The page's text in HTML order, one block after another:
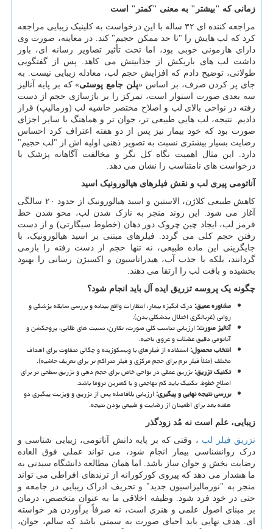
زمانی که "بیشتر" به معنی "کمتر" است
مراجعه کننده ای ۳۲ ساله با این درخواست به کلینیک زیبایی مراجعه
کرد که لب هایش را "تا حد ممکن حجیم" کند. در معاینه، صورت وی
دارای هارمونی خوبی بود، اما تحت تأثیر تصاویر رسانه ای، باور
داشت لب های باریکش از جذابیتش می کاهد. پس از گفتگویی
طولانی، توضیح دادم که افزایش حجم لب، معادله زیبایی نیست. به
جای پر کردن صرف، بر اساس «پلن جامع پوستی» که بر پایه آنالیز
سه بعدی صورت استوار است، تمرکز را بر بازسازی حجم از دست
رفته در نواحی بالای لب و اصلاح مختصر حاشیه لب (ورمالیپ) قرار
دادیم. نتیجه، لب هایی طبیعی تر، جوان تر و هماهنگ با سایر اجزای
صورت بود که خود بیمار نیز پس از دو هفته اعتراف کرد احساس
رضایت بسیار بیشتری نسبت به تصویر ذهنی اولیه اش از "لب حجیم"
دارد. این مثال اهمیت نگاه کل نگر و مخالفت آگاهانه پزشک با
درخواست های نامتناسب را نشان می دهد.
آناتومی پیری لب و نقش فیلرهای هیالورونیک اسید
کاهش طبیعی کلاژن، الاستین و اسید هیالورونیک از حدود ۲۰ سالگی
آغاز می شود. این روند منجر به نازک شدن لب، محو شدن خط
قرمز لب، ایجاد چین چروک دور دهان (خطوط سیگارتی) و از دست
رفتن حجم کلی می گردد. فیلرهای مبتنی بر اسید هیالورونیک، با
جایگزینی این ماده طبیعی، نه تنها حجم از دست رفته را بازمی
گردانند، بلکه با جذب آب، هیدراتاسیون و اکسیژن رسانی را بهبود
بخشیده و بافت لب را ارتقا می دهند.
چگونه یک پروسه تزریق ایده آل باید انجام شود؟
مشاوره عمیق:درک انگیزه بیمار، انتظارات واقع بینانه و بررسی سابقه پزشکی و
روانی (غربالگری اختلال بدشکلی بدن).
آنالیز صورت:ارزیابی تناسب کلی صورت، تقارن، نسبت های طلایی، پروجکشن و
آناتومی دقیق عضلات و عروق ناحیه.
انتخاب محصول:استفاده از فیلرهای با ویسکوزیته و چگالی متفاوت برای اهداف
مختلف (مثلاً فیلر نرم برای حجم مرکزی و فیلر متراکم تر برای تعریف حاشیه).
تکنیک تزریق:تزریق عمقی در نواحی خاص برای حجم دهی و تزریق سطحی تر برای
اصلاح خطوط. تکنیک باید کم تهاجمی و با کمترین تروما باشد.
بررسی نتیجه نهایی و پیگیری:ارزیابی بلافاصله پس از تزریق و ویزیت پیگیری دو
هفته بعد برای اطمینان از رضایت و طبیعی بودن نتیجه.
زیبایی، علم است نه مُد زودگذر
تزریق فیلر لب ، وقتی که بر پایه دانش آناتومی، زیبایی شناسی و
درک روانشناسی بیمار انجام شود، می تواند عملی فوق العاده
رضایت بخش و جوان ساز باشد. اما همان مطالعه دانشگاه سیدنی به
ما هشدار می دهد که پیروی کورکورانه از ترندهای افراطی می تواند
منجر به "نورمالیزاسیون جدید" و تحریف ادراک زیبایی در جامعه و
حتی در خود فرد شود. وظیفه اخلاقی ما به عنوان متخصص، درمان
بر مبنای اصول علمی و هنری است، نه صرفاً برآوردن هر خواسته
ای. هدف نهایی باید احیای صورت به سمتی باشد که سالم، جوان،